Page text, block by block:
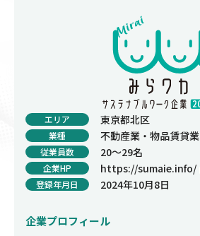
エリア 東京都北区
業種 不動産業・物品賃貸業
従業員数 20～29名
企業HP https://sumaie.info/
登録年月日 2024年10月8日
企業プロフィール